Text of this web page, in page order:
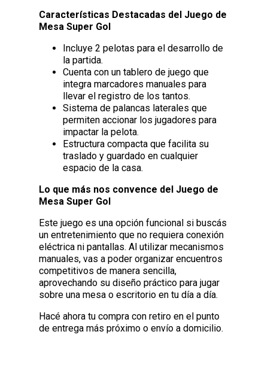
Características Destacadas del Juego de
Mesa Super Gol
Incluye 2 pelotas para el desarrollo de
la partida.
Cuenta con un tablero de juego que
integra marcadores manuales para
llevar el registro de los tantos.
Sistema de palancas laterales que
permiten accionar los jugadores para
impactar la pelota.
Estructura compacta que facilita su
traslado y guardado en cualquier
espacio de la casa.
Lo que más nos convence del Juego de
Mesa Super Gol
Este juego es una opción funcional si buscás
un entretenimiento que no requiera conexión
eléctrica ni pantallas. Al utilizar mecanismos
manuales, vas a poder organizar encuentros
competitivos de manera sencilla,
aprovechando su diseño práctico para jugar
sobre una mesa o escritorio en tu día a día.
Hacé ahora tu compra con retiro en el punto
de entrega más próximo o envío a domicilio.